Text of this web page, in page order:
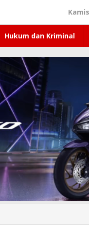
Hukum dan Kriminal